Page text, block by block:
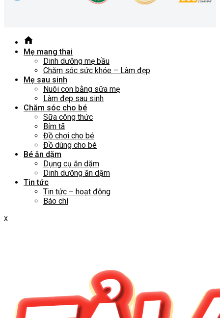
Mẹ mang thai
Dinh dưỡng mẹ bầu
Chăm sóc sức khỏe – Làm đẹp
Mẹ sau sinh
Nuôi con bằng sữa mẹ
Làm đẹp sau sinh
Chăm sóc cho bé
Sữa công thức
Bỉm tã
Đồ chơi cho bé
Đồ dùng cho bé
Bé ăn dặm
Dụng cụ ăn dặm
Dinh dưỡng ăn dặm
Tin tức
Tin tức – hoạt động
Báo chí
x